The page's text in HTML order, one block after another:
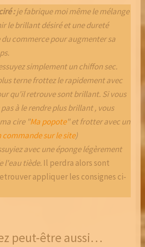
:je fabrique moi même le mélange
le brillant désiré et une dureté
commerce pour augmenter sa
simplement un chiffon sec.
terne frottez le rapidement avec
qu'il retrouve sont brillant. Si vous
à le rendre plus brillant , vous
cire "Ma popote" et frotter avec un
commande sur le site)
avec une éponge légèrement
l'eau tiède. Il perdra alors sont
appliquer les consignes ci-
peut-être aussi…